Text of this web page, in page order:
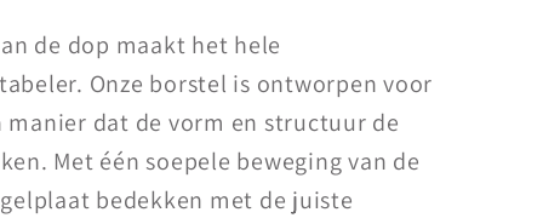
de dop maakt het hele
Onze borstel is ontworpen voor
dat de vorm en structuur de
Met één soepele beweging van de
bedekken met de juiste